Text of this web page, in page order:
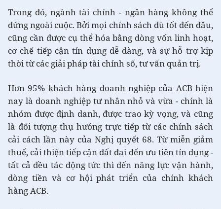
Trong đó, ngành tài chính - ngân hàng không thể
đứng ngoài cuộc. Bởi mọi chính sách dù tốt đến đâu,
cũng cần được cụ thể hóa bằng dòng vốn linh hoạt,
cơ chế tiếp cận tín dụng dễ dàng, và sự hỗ trợ kịp
thời từ các giải pháp tài chính số, tư vấn quản trị.
Hơn 95% khách hàng doanh nghiệp của ACB hiện
nay là doanh nghiệp tư nhân nhỏ và vừa - chính là
nhóm được định danh, được trao kỳ vọng, và cũng
là đối tượng thụ hưởng trực tiếp từ các chính sách
cải cách lần này của Nghị quyết 68. Từ miễn giảm
thuế, cải thiện tiếp cận đất đai đến ưu tiên tín dụng -
tất cả đều tác động tức thì đến năng lực vận hành,
dòng tiền và cơ hội phát triển của chính khách
hàng ACB.